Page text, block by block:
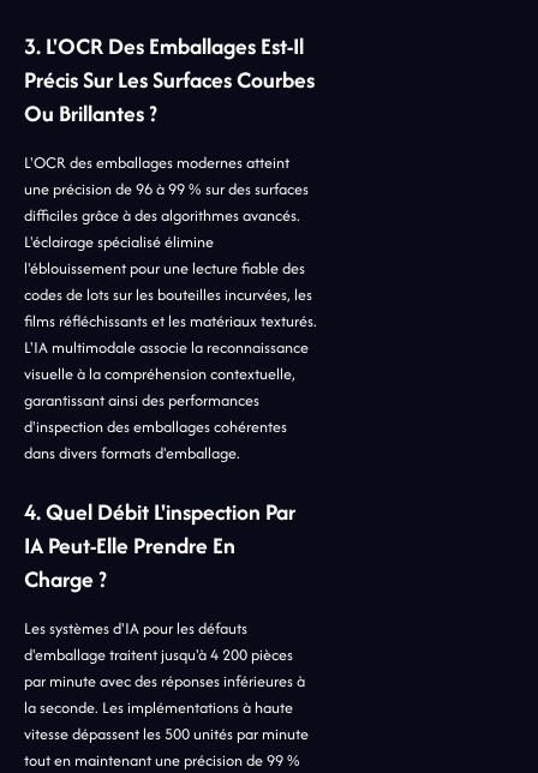
3. L'OCR Des Emballages Est-Il
Précis Sur Les Surfaces Courbes
Ou Brillantes ?
L'OCR des emballages modernes atteint
une précision de 96 à 99 % sur des surfaces
difficiles grâce à des algorithmes avancés.
L'éclairage spécialisé élimine
l'éblouissement pour une lecture fiable des
codes de lots sur les bouteilles incurvées, les
films réfléchissants et les matériaux texturés.
L'IA multimodale associe la reconnaissance
visuelle à la compréhension contextuelle,
garantissant ainsi des performances
d'inspection des emballages cohérentes
dans divers formats d'emballage.
4. Quel Débit L'inspection Par
IA Peut-Elle Prendre En
Charge ?
Les systèmes d'IA pour les défauts
d'emballage traitent jusqu'à 4 200 pièces
par minute avec des réponses inférieures à
la seconde. Les implémentations à haute
vitesse dépassent les 500 unités par minute
tout en maintenant une précision de 99 %